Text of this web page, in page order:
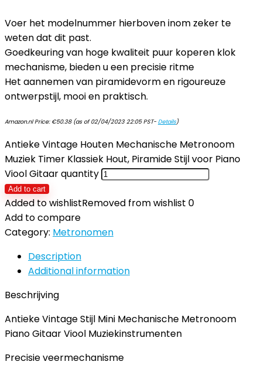
Voer het modelnummer hierboven inom zeker te
weten dat dit past.
Goedkeuring van hoge kwaliteit puur koperen klok
mechanisme, bieden u een precisie ritme
Het aannemen van piramidevorm en rigoureuze
ontwerpstijl, mooi en praktisch.
Amazon.nl Price: €50.38(as of 02/04/2023 22:05 PST-Details)
Antieke Vintage Houten Mechanische Metronoom
Muziek Timer Klassiek Hout, Piramide Stijl voor Piano
Viool Gitaar quantity
Add to cart
Added to wishlistRemoved from wishlist 0
Add to compare
Category: Metronomen
Description
Additional information
Beschrijving
Antieke Vintage Stijl Mini Mechanische Metronoom
Piano Gitaar Viool Muziekinstrumenten
Precisie veermechanisme